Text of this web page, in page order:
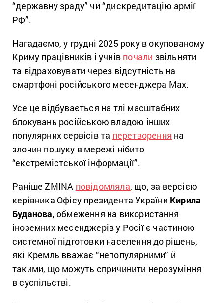
“державну зраду” чи “дискредитацію армії
РФ”.
Нагадаємо, у грудні 2025 року в окупованому
Криму працівників і учнів почали звільняти
та відраховувати через відсутність на
смартфоні російського месенджера Max.
Усе це відбувається на тлі масштабних
блокувань російською владою інших
популярних сервісів та перетворення на
злочин пошуку в мережі нібито
“екстремістської інформації”.
Раніше ZMINA повідомляла, що, за версією
керівника Офісу президента України Кирила
Буданова, обмеження на використання
іноземних месенджерів у Росії є частиною
системної підготовки населення до рішень,
які Кремль вважає “непопулярними” й
такими, що можуть спричинити нерозуміння
в суспільстві.